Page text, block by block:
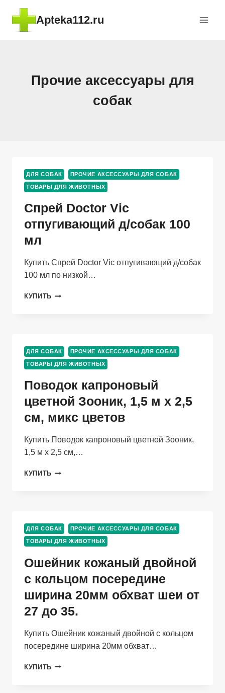
Перейти
содержимому
Apteka112.ru
Прочие аксессуары для
собак
ДЛЯ СОБАК ПРОЧИЕ АКСЕССУАРЫ ДЛЯ СОБАК
ТОВАРЫ ДЛЯ ЖИВОТНЫХ
Спрей Doctor Vic
отпугивающий д/собак 100
мл
Купить Спрей Doctor Vic отпугивающий д/собак
100 мл по низкой…
КУПИТЬ СПРЕЙ
СОБАК
100
МЛ
ДЛЯ СОБАК ПРОЧИЕ АКСЕССУАРЫ ДЛЯ СОБАК
ТОВАРЫ ДЛЯ ЖИВОТНЫХ
Поводок капроновый
цветной Зооник, 1,5 м х 2,5
см, микс цветов
Купить Поводок капроновый цветной Зооник,
1,5 м х 2,5 см,…
КУПИТЬ ПОВОДОК
М
Х
2,5
МИКС
ДЛЯ СОБАК ПРОЧИЕ АКСЕССУАРЫ ДЛЯ СОБАК
ТОВАРЫ ДЛЯ ЖИВОТНЫХ
Ошейник кожаный двойной
с кольцом посередине
ширина 20мм обхват шеи от
27 до 35.
Купить Ошейник кожаный двойной с кольцом
посередине ширина 20мм обхват…
КУПИТЬ ОШЕЙНИК